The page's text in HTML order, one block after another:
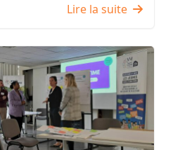
Lire la suite